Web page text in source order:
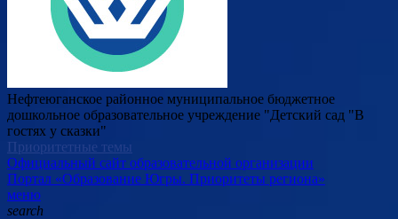
Нефтеюганское районное муниципальное бюджетное
дошкольное образовательное учреждение "Детский сад "В
гостях у сказки"
Приоритетные темы
Официальный сайт образовательной организации
Портал «Образование Югры. Приоритеты региона»
меню
search